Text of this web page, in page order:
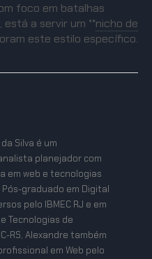
foco em batalhas
a servir um **nicho de
este estilo específico.
Silva é um
planejador com
em web e tecnologias
graduado em Digital
pelo IBMEC RJ e em
Tecnologias de
RS, Alexandre também
em Web pelo